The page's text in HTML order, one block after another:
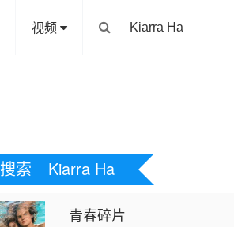
视频
搜索 Kiarra Ha
青春碎片